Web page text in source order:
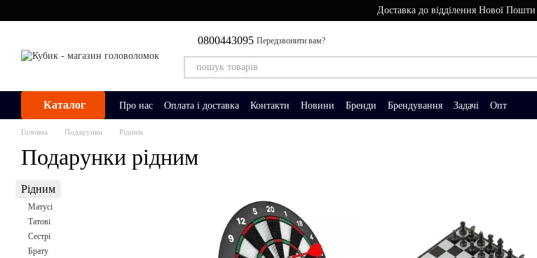
Доставка до відділення Нової
0800443095 Передзвонити вам?
Каталог Про нас Оплата і доставка Контакти Новини Бренди Брендування Задачі Опт
Головна Подарунки Рідним
Подарунки рідним
Рідним
Матусі
Татові
Сестрі
Брату